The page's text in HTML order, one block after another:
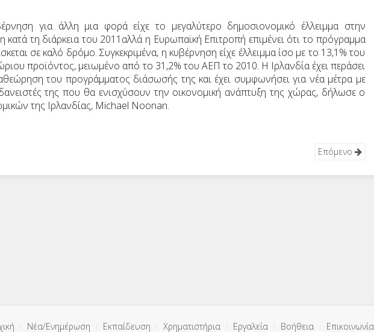
για άλλη μια φορά είχε το μεγαλύτερο δημοσιονομικό έλλειμμα στην
τη διάρκεια του 2011αλλά η Ευρωπαϊκή Επιτροπή επιμένει ότι το πρόγραμμα
σε καλό δρόμο. Συγκεκριμένα, η κυβέρνηση είχε έλλειμμα ίσο με το 13,1% του
προϊόντος, μειωμένο από το 31,2% του ΑΕΠ το 2010. Η Ιρλανδία έχει περάσει
του προγράμματος διάσωσής της και έχει συμφωνήσει για νέα μέτρα με
της που θα ενισχύσουν την οικονομική ανάπτυξη της χώρας, δήλωσε ο
της Ιρλανδίας, Michael Noonan.
Επόμενο
Νέα/Ενημέρωση Εκπαίδευση Χρηματιστήρια Εργαλεία Βοήθεια Επικοινωνία